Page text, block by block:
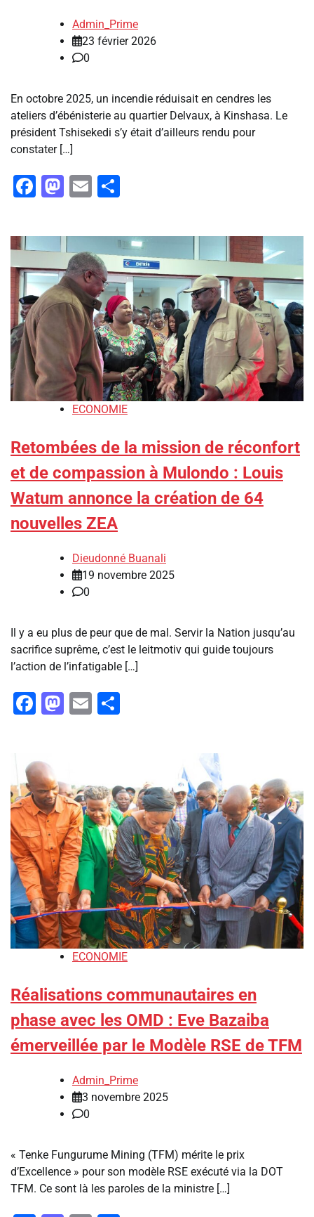
Admin_Prime
23 février 2026
0
En octobre 2025, un incendie réduisait en cendres les
ateliers d’ébénisterie au quartier Delvaux, à Kinshasa. Le
président Tshisekedi s’y était d’ailleurs rendu pour
constater […]
Facebook
Mastodon
Email
ECONOMIE
Retombées de la mission de réconfort
et de compassion à Mulondo : Louis
Watum annonce la création de 64
nouvelles ZEA
Dieudonné Buanali
19 novembre 2025
0
Il y a eu plus de peur que de mal. Servir la Nation jusqu’au
sacrifice suprême, c’est le leitmotiv qui guide toujours
l’action de l’infatigable […]
Facebook
Mastodon
Email
ECONOMIE
Réalisations communautaires en
phase avec les OMD : Eve Bazaiba
émerveillée par le Modèle RSE de TFM
Admin_Prime
3 novembre 2025
0
« Tenke Fungurume Mining (TFM) mérite le prix
d’Excellence » pour son modèle RSE exécuté via la DOT
TFM. Ce sont là les paroles de la ministre […]